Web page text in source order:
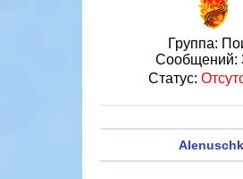
Группа:
Сообщений:
Статус: